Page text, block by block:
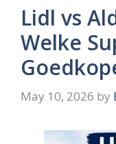
Lidl vs
Welke
May 10, 2026 by